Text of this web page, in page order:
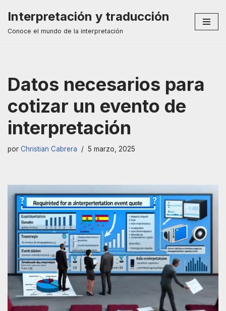
Saltar
Interpretación y traducción
Conoce el mundo de la interpretación
Datos necesarios para
cotizar un evento de
interpretación
por Christian Cabrera 5 marzo, 2025